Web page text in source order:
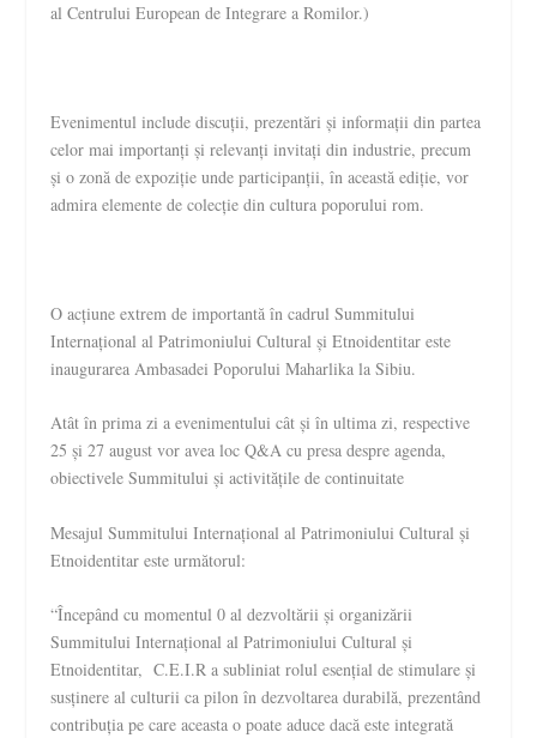
al Centrului European de Integrare a Romilor.)
Evenimentul include discuții, prezentări și informații din partea
celor mai importanți și relevanți invitați din industrie, precum
și o zonă de expoziție unde participanții, în această ediție, vor
admira elemente de colecție din cultura poporului rom.
O acțiune extrem de importantă în cadrul Summitului
Internațional al Patrimoniului Cultural și Etnoidentitar este
inaugurarea Ambasadei Poporului Maharlika la Sibiu.
Atât în prima zi a evenimentului cât și în ultima zi, respective
25 și 27 august vor avea loc Q&A cu presa despre agenda,
obiectivele Summitului și activitățile de continuitate
Mesajul Summitului Internațional al Patrimoniului Cultural și
Etnoidentitar este următorul:
“Începând cu momentul 0 al dezvoltării și organizării
Summitului Internațional al Patrimoniului Cultural și
Etnoidentitar, C.E.I.R a subliniat rolul esențial de stimulare și
susținere al culturii ca pilon în dezvoltarea durabilă, prezentând
contribuția pe care aceasta o poate aduce dacă este integrată